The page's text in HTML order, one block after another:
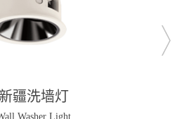
新疆洗墙灯
Washer Light